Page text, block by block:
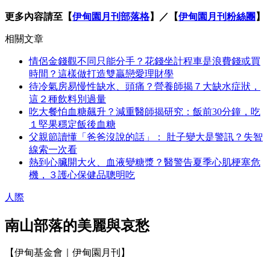
更多內容請至【伊甸園月刊部落格】／【伊甸園月刊粉絲團 】
相關文章
情侶金錢觀不同只能分手？花錢坐計程車是浪費錢或買
時間？這樣做打造雙贏戀愛理財學
待冷氣房易慢性缺水、頭痛？營養師揭７大缺水症狀，
這２種飲料別過量
吃大餐怕血糖飆升？減重醫師揭研究：飯前30分鐘，吃
１堅果穩定飯後血糖
父親節讀懂「爸爸沒說的話」： 肚子變大是警訊？失智
線索一次看
熱到心臟開大火、血液變糖漿？醫警告夏季心肌梗塞危
機，３護心保健品聰明吃
人際
南山部落的美麗與哀愁
【伊甸基金會｜伊甸園月刊】